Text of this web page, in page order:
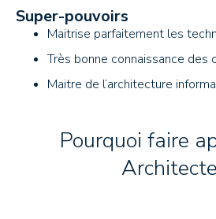
Super-pouvoirs
Maitrise parfaitement les
Très bonne connaissance des
Maitre de l’architecture
Pourquoi faire